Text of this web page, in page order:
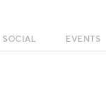
SOCIAL EVENTS